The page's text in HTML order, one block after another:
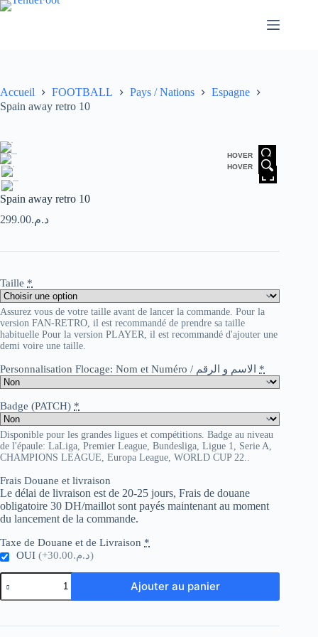
Passer
Accueil FOOTBALL Pays / Nations
Espagne
Spain away retro 10
HOVER
HOVER
Spain away retro 10
د.م.299.00
Taille *
Assurez vous de votre taille avant de lancer la commande. Pour la
version FAN-RETRO, il est recommandé de prendre sa taille
habituelle Pour la version PLAYER, il est recommandé d'ajouter une
demi voire une taille.
Personnalisation Flocage: Nom et Numéro / الاسم و الرقم *
Badge (PATCH) *
Disponible pour les grandes ligues et compétitions. Badge au niveau
de l'épaule: LaLiga, Premier League, Bundesliga, Ligue 1, Serie A,
CHAMPIONS LEAGUE, Europa League, WORLD CUP 22..
Frais Douane et livraison
Le délai de livraison est de 20-25 jours, Frais de douane
obligatoire 30 DH/maillot sont payés maintenant au moment
du lancement de la commande.
Taxe de Douane et de Livraison *
OUI
(+د.م.30.00)
quantité
de
Spain
retro
Ajouter au panier